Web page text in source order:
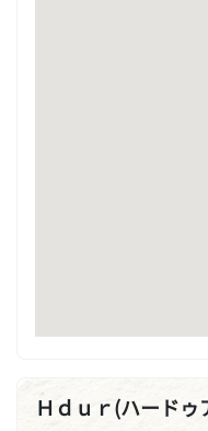
Ｈｄｕｒ(ハード